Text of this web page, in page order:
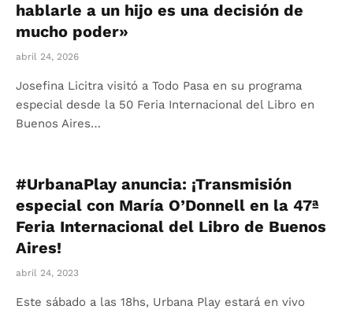
hablarle a un hijo es una decisión de
mucho poder»
abril 24, 2026
Josefina Licitra visitó a Todo Pasa en su programa
especial desde la 50 Feria Internacional del Libro en
Buenos Aires…
#UrbanaPlay anuncia: ¡Transmisión
especial con María O’Donnell en la 47ª
Feria Internacional del Libro de Buenos
Aires!
abril 24, 2023
Este sábado a las 18hs, Urbana Play estará en vivo